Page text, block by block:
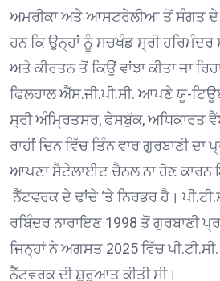
ਅਮਰੀਕਾ ਅਤੇ ਆਸਟਰੇਲੀਆ ਤੋਂ ਸੰਗਤ ਦੇ
ਹਨ ਕਿ ਉਨ੍ਹਾਂ ਨੂੰ ਸਚਖੰਡ ਸ੍ਰੀ ਹਰਿਮੰਦਰ
ਅਤੇ ਕੀਰਤਨ ਤੋਂ ਕਿਉਂ ਵਾਂਝਾ ਕੀਤਾ ਜਾ
ਫਿਲਹਾਲ ਐੱਸ.ਜੀ.ਪੀ.ਸੀ. ਆਪਣੇ ਯੂ-
ਸ੍ਰੀ ਅੰਮ੍ਰਿਤਸਰ, ਫੇਸਬੁੱਕ,
ਰਾਹੀਂ ਦਿਨ ਵਿੱਚ ਤਿੰਨ ਵਾਰ ਗੁਰਬਾਣੀ
ਆਪਣਾ ਸੈਟੇਲਾਈਟ ਚੈਨਲ ਨਾ ਹੋਣ ਕਾਰਨ
ਨੈੱਟਵਰਕ ਦੇ ਢਾਂਚੇ ‘ਤੇ ਨਿਰਭਰ ਹੈ।
ਰਬਿੰਦਰ ਨਾਰਾਇਣ 1998 ਤੋਂ ਗੁਰਬਾਣੀ
ਜਿਨ੍ਹਾਂ ਨੇ ਅਗਸਤ 2025 ਵਿੱਚ
ਨੈੱਟਵਰਕ ਦੀ ਸ਼ੁਰੂਆਤ ਕੀਤੀ ਸੀ।